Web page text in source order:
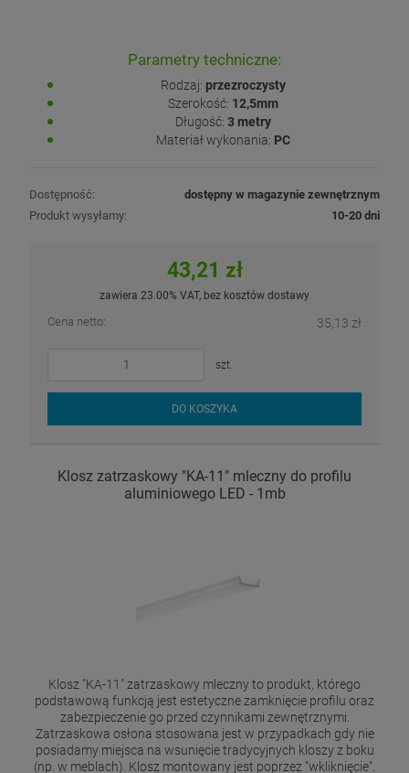
Parametry techniczne:
Rodzaj: przezroczysty
Szerokość: 12,5mm
Długość: 3 metry
Materiał wykonania: PC
Dostępność:
dostępny w magazynie zewnętrznym
Produkt wysyłamy:
10-20 dni
43,21 zł
zawiera 23.00% VAT, bez kosztów dostawy
Cena netto: 35,13 zł
szt.
DO KOSZYKA
Klosz zatrzaskowy "KA-11" mleczny do profilu
aluminiowego LED - 1mb
Klosz "KA-11" zatrzaskowy mleczny to produkt, którego
podstawową funkcją jest estetyczne zamknięcie profilu oraz
zabezpieczenie go przed czynnikami zewnętrznymi.
Zatrzaskowa osłona stosowana jest w przypadkach gdy nie
posiadamy miejsca na wsunięcie tradycyjnych kloszy z boku
(np. w meblach). Klosz montowany jest poprzez "wkliknięcie".